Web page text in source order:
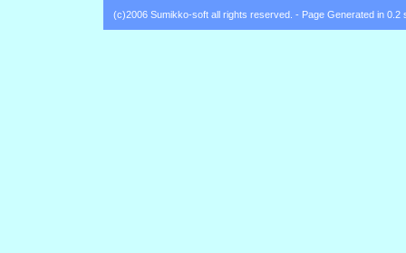
(c)2006 Sumikko-soft all rights reserved. - Page Generated in 0.2